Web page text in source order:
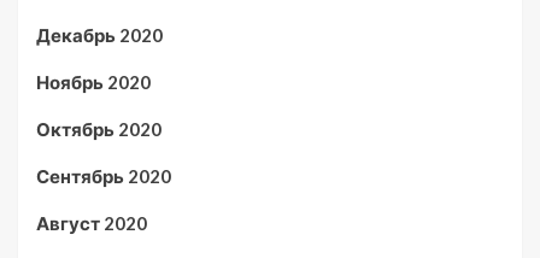
Декабрь 2020
Ноябрь 2020
Октябрь 2020
Сентябрь 2020
Август 2020